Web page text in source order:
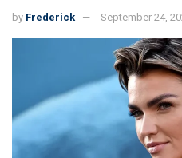
by Frederick September 24,